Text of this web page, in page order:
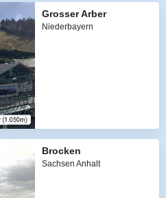
Grosser Arber
Niederbayern
Brocken
Sachsen Anhalt